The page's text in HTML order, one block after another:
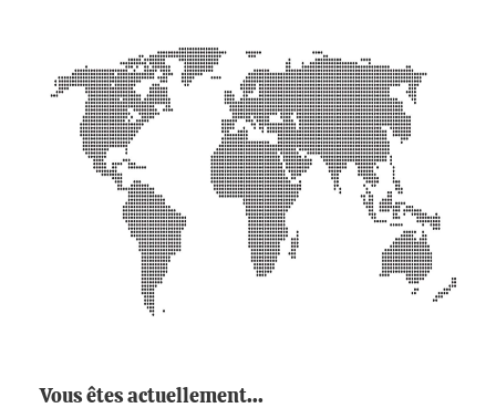
Vous êtes actuellement...